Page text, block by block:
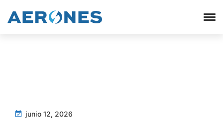
junio 12, 2026